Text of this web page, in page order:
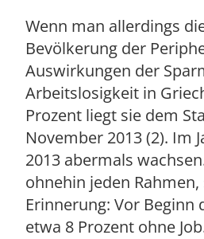
Wenn man allerdings
Bevölkerung der
Auswirkungen der
Arbeitslosigkeit in
Prozent liegt sie dem
November 2013 (2). Im
2013 abermals
ohnehin jeden
Erinnerung: Vor
etwa 8 Prozent ohne